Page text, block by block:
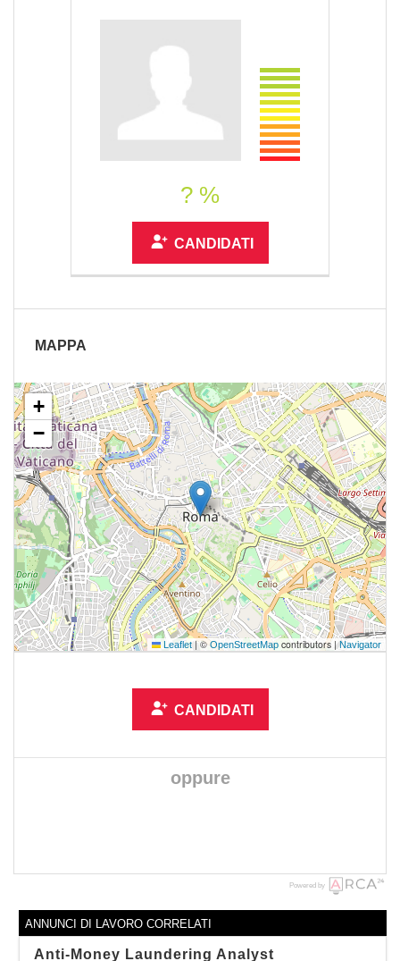
? %
CANDIDATI
MAPPA
+
−
Leaflet |©OpenStreetMap contributors |Navigator
CANDIDATI
oppure
Powered by
ANNUNCI DI LAVORO CORRELATI
Anti-Money Laundering Analyst